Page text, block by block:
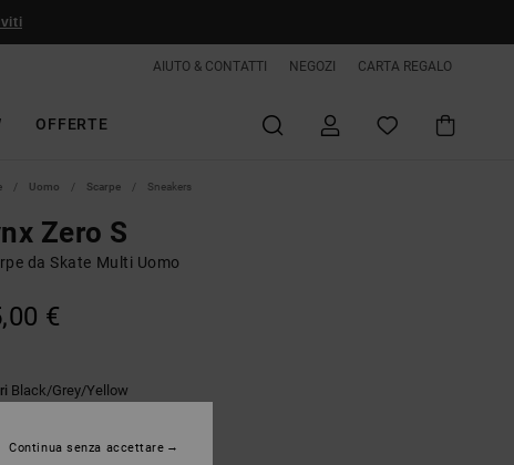
AIUTO & CONTATTI NEGOZI CARTA REGALO
OFFERTE
Uomo Scarpe Sneakers
Zero S
da Skate Multi Uomo
€
Black/grey/yellow
Continua senza accettare